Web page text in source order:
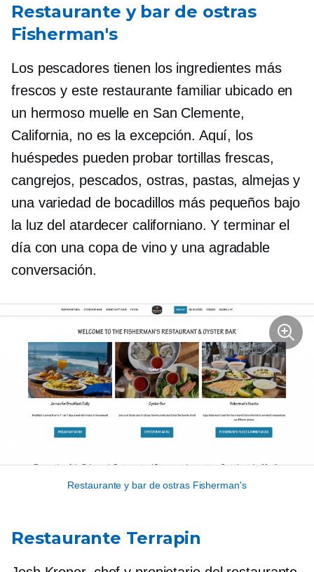
Restaurante y bar de ostras
Fisherman's
Los pescadores tienen los ingredientes más
frescos y este restaurante familiar ubicado en
un hermoso muelle en San Clemente,
California, no es la excepción. Aquí, los
huéspedes pueden probar tortillas frescas,
cangrejos, pescados, ostras, pastas, almejas y
una variedad de bocadillos más pequeños bajo
la luz del atardecer californiano. Y terminar el
día con una copa de vino y una agradable
conversación.
Restaurante y bar de ostras Fisherman's
Restaurante Terrapin